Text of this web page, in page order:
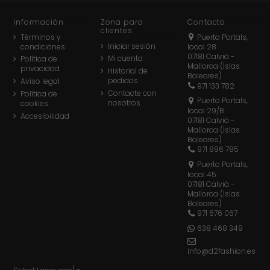
Información
Términos y
condiciones
Política de
privacidad
Aviso legal
Política de
cookies
Accesibilidad
Zona para
clientes
Iniciar sesión
Mi cuenta
Historial de
pedidos
Contacte con
nosotros
Contacto
Puerto Portals,
local 28
07181 Calviá -
Mallorca (Islas
Baleares)
971 133 782
Puerto Portals,
local 29/B
07181 Calviá -
Mallorca (Islas
Baleares)
971 896 785
Puerto Portals,
local 45
07181 Calviá -
Mallorca (Islas
Baleares)
971 676 067
638 468 349
info@d2fashion.es